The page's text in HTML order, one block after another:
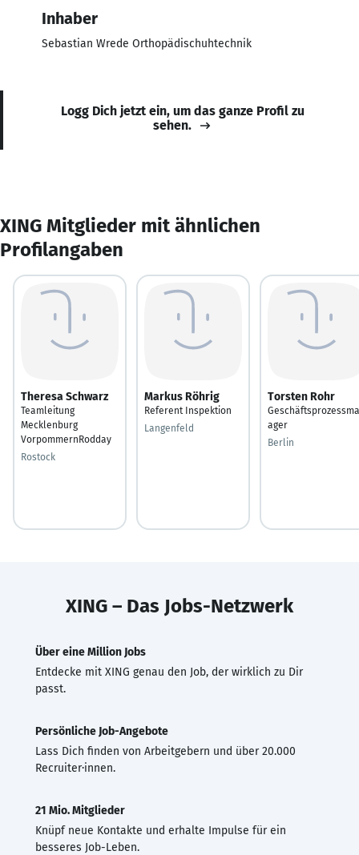
Inhaber
Sebastian Wrede Orthopädischuhtechnik
Logg Dich jetzt ein, um das ganze Profil zu
sehen.
XING Mitglieder mit ähnlichen
Profilangaben
Theresa Schwarz
Teamleitung
Mecklenburg
VorpommernRodday
Rostock
Markus Röhrig
Referent Inspektion
Langenfeld
Torsten Rohr
ager
Berlin
XING – Das Jobs-Netzwerk
Über eine Million Jobs
Entdecke mit XING genau den Job, der wirklich zu Dir
passt.
Persönliche Job-Angebote
Lass Dich finden von Arbeitgebern und über 20.000
Recruiter·innen.
21 Mio. Mitglieder
Knüpf neue Kontakte und erhalte Impulse für ein
besseres Job-Leben.